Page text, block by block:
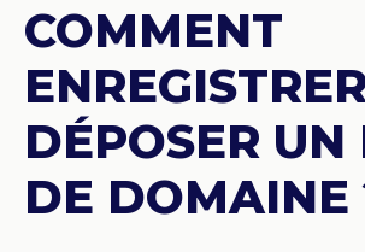
COMMENT
DÉPOSER UN
DE DOMAINE